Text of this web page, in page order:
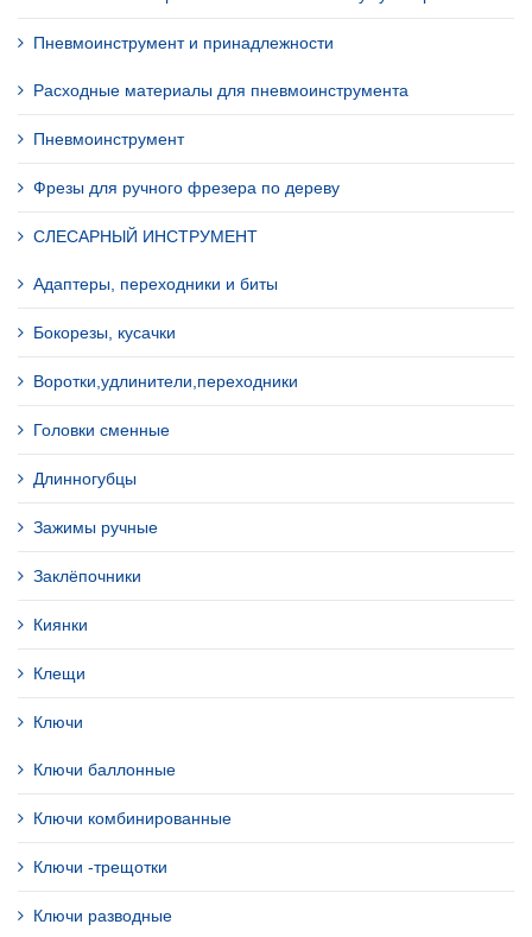
Пневмоинструмент и принадлежности
Расходные материалы для пневмоинструмента
Пневмоинструмент
Фрезы для ручного фрезера по дереву
СЛЕСАРНЫЙ ИНСТРУМЕНТ
Адаптеры, переходники и биты
Бокорезы, кусачки
Воротки,удлинители,переходники
Головки сменные
Длинногубцы
Зажимы ручные
Заклёпочники
Киянки
Клещи
Ключи
Ключи баллонные
Ключи комбинированные
Ключи -трещотки
Ключи разводные